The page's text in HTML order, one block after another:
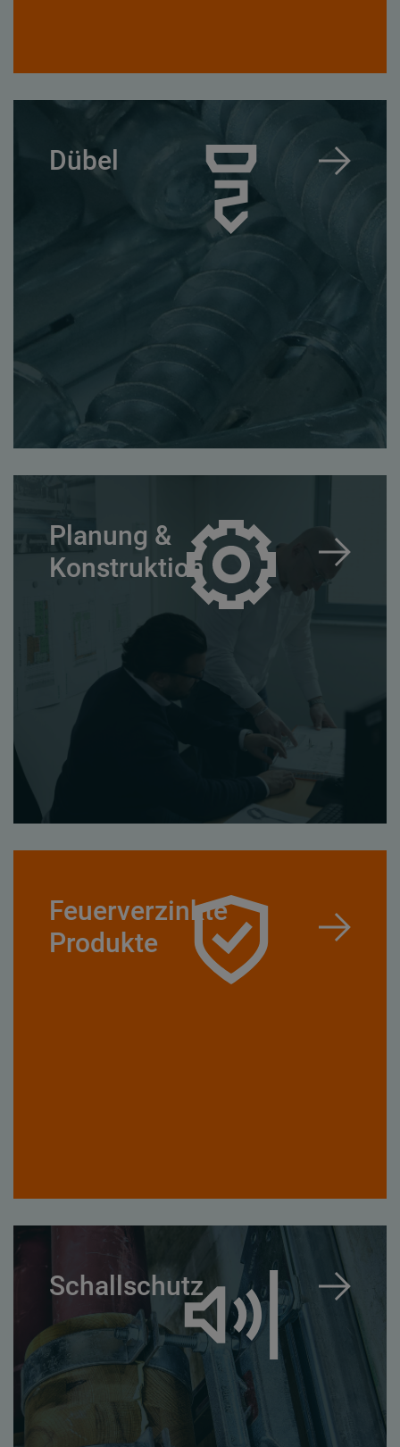
Dübel
Planung &
Konstruktion
Feuerverzinkte
Produkte
Schallschutz